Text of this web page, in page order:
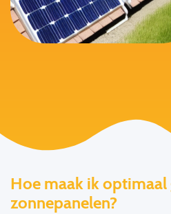
Hoe maak ik
zonnepanelen?